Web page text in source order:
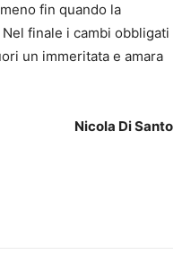
fin quando la
finale i cambi obbligati
un immeritata e amara
Nicola Di Santo